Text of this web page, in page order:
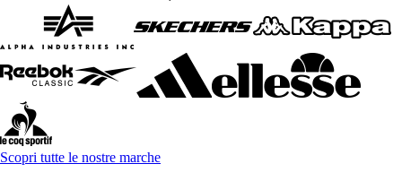
Scopri tutte le nostre marche